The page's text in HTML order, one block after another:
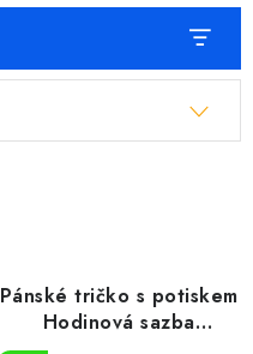
Pánské tričko s potiskem
Hodinová sazba